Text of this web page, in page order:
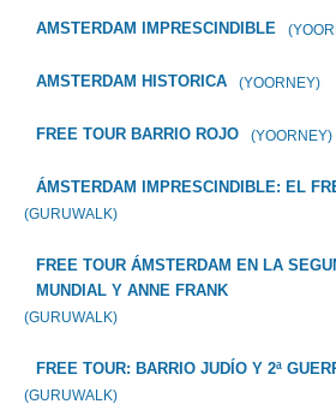
AMSTERDAM IMPRESCINDIBLE
AMSTERDAM HISTORICA (YOORNEY)
FREE TOUR BARRIO ROJO (YOORNEY)
ÁMSTERDAM IMPRESCINDIBLE: EL
(GURUWALK)
FREE TOUR ÁMSTERDAM EN LA
MUNDIAL Y ANNE FRANK
(GURUWALK)
FREE TOUR: BARRIO JUDÍO Y 2ª
(GURUWALK)